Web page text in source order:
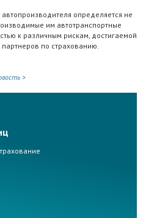
определяется не
им автотранспортные
к различным рискам, достигаемой
по страхованию.
>